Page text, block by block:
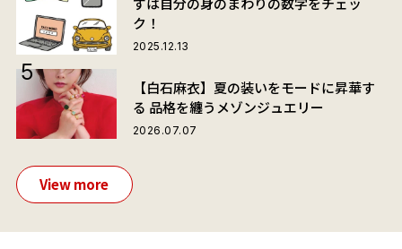
ク！
2025.12.13
【白石麻衣】夏の装いをモードに昇華す
る 品格を纏うメゾンジュエリー
2026.07.07
View more